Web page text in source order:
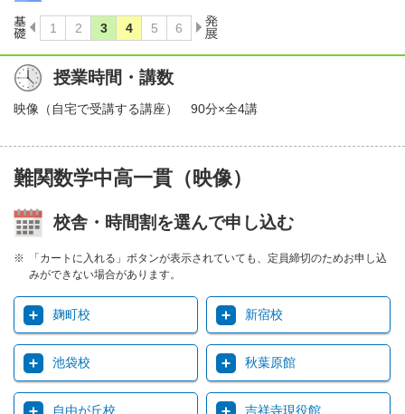
授業時間・講数
映像（自宅で受講する講座） 90分×全4講
難関数学中高一貫（映像）
校舎・時間割を選んで申し込む
「カートに入れる」ボタンが表示されていても、定員締切のためお申し込
みができない場合があります。
麹町校 新宿校
池袋校 秋葉原館
自由が丘校 吉祥寺現役館